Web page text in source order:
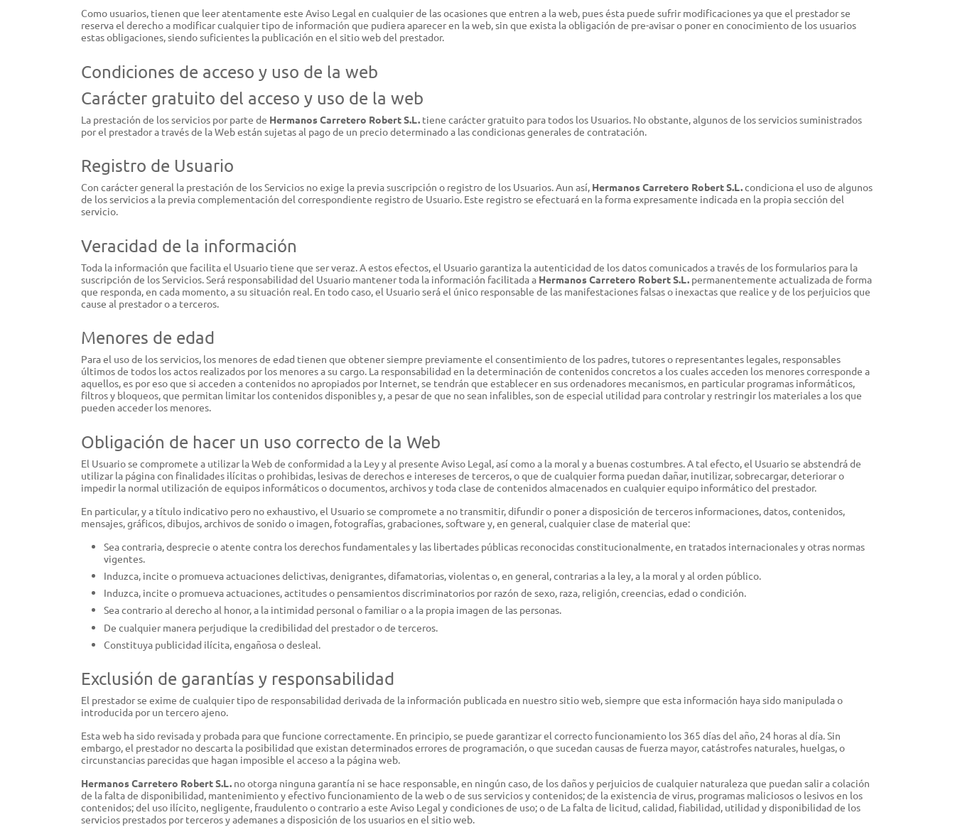
Herramientas forestales
Stihl Collection - Accesorios
Juguetes
Accesorios
Como usuarios, tienen que leer atentamente este Aviso Legal en cualquier de las ocasiones que entren a la web, pues ésta puede sufrir modificaciones ya que el prestador se
reserva el derecho a modificar cualquier tipo de información que pudiera aparecer en la web, sin que exista la obligación de pre-avisar o poner en conocimiento de los usuarios
estas obligaciones, siendo suficientes la publicación en el sitio web del prestador.
Condiciones de acceso y uso de la web
Carácter gratuito del acceso y uso de la web
La prestación de los servicios por parte de Hermanos Carretero Robert S.L. tiene carácter gratuito para todos los Usuarios. No obstante, algunos de los servicios suministrados
por el prestador a través de la Web están sujetas al pago de un precio determinado a las condicionas generales de contratación.
Registro de Usuario
Con carácter general la prestación de los Servicios no exige la previa suscripción o registro de los Usuarios. Aun así, Hermanos Carretero Robert S.L.condiciona el uso de algunos
de los servicios a la previa complementación del correspondiente registro de Usuario. Este registro se efectuará en la forma expresamente indicada en la propia sección del
servicio.
Veracidad de la información
Toda la información que facilita el Usuario tiene que ser veraz. A estos efectos, el Usuario garantiza la autenticidad de los datos comunicados a través de los formularios para la
suscripción de los Servicios. Será responsabilidad del Usuario mantener toda la información facilitada a Hermanos Carretero Robert S.L. permanentemente actualizada de forma
que responda, en cada momento, a su situación real. En todo caso, el Usuario será el único responsable de las manifestaciones falsas o inexactas que realice y de los perjuicios que
cause al prestador o a terceros.
Menores de edad
Para el uso de los servicios, los menores de edad tienen que obtener siempre previamente el consentimiento de los padres, tutores o representantes legales, responsables
últimos de todos los actos realizados por los menores a su cargo. La responsabilidad en la determinación de contenidos concretos a los cuales acceden los menores corresponde a
aquellos, es por eso que si acceden a contenidos no apropiados por Internet, se tendrán que establecer en sus ordenadores mecanismos, en particular programas informáticos,
filtros y bloqueos, que permitan limitar los contenidos disponibles y, a pesar de que no sean infalibles, son de especial utilidad para controlar y restringir los materiales a los que
pueden acceder los menores.
Obligación de hacer un uso correcto de la Web
El Usuario se compromete a utilizar la Web de conformidad a la Ley y al presente Aviso Legal, así como a la moral y a buenas costumbres. A tal efecto, el Usuario se abstendrá de
utilizar la página con finalidades ilícitas o prohibidas, lesivas de derechos e intereses de terceros, o que de cualquier forma puedan dañar, inutilizar, sobrecargar, deteriorar o
impedir la normal utilización de equipos informáticos o documentos, archivos y toda clase de contenidos almacenados en cualquier equipo informático del prestador.
En particular, y a título indicativo pero no exhaustivo, el Usuario se compromete a no transmitir, difundir o poner a disposición de terceros informaciones, datos, contenidos,
mensajes, gráficos, dibujos, archivos de sonido o imagen, fotografías, grabaciones, software y, en general, cualquier clase de material que:
Sea contraria, desprecie o atente contra los derechos fundamentales y las libertades públicas reconocidas constitucionalmente, en tratados internacionales y otras normas
vigentes.
Induzca, incite o promueva actuaciones delictivas, denigrantes, difamatorias, violentas o, en general, contrarias a la ley, a la moral y al orden público.
Induzca, incite o promueva actuaciones, actitudes o pensamientos discriminatorios por razón de sexo, raza, religión, creencias, edad o condición.
Sea contrario al derecho al honor, a la intimidad personal o familiar o a la propia imagen de las personas.
De cualquier manera perjudique la credibilidad del prestador o de terceros.
Constituya publicidad ilícita, engañosa o desleal.
Exclusión de garantías y responsabilidad
El prestador se exime de cualquier tipo de responsabilidad derivada de la información publicada en nuestro sitio web, siempre que esta información haya sido manipulada o
introducida por un tercero ajeno.
Esta web ha sido revisada y probada para que funcione correctamente. En principio, se puede garantizar el correcto funcionamiento los 365 días del año, 24 horas al día. Sin
embargo, el prestador no descarta la posibilidad que existan determinados errores de programación, o que sucedan causas de fuerza mayor, catástrofes naturales, huelgas, o
circunstancias parecidas que hagan imposible el acceso a la página web.
Hermanos Carretero Robert S.L. no otorga ninguna garantía ni se hace responsable, en ningún caso, de los daños y perjuicios de cualquier naturaleza que puedan salir a colación
de la falta de disponibilidad, mantenimiento y efectivo funcionamiento de la web o de sus servicios y contenidos; de la existencia de virus, programas maliciosos o lesivos en los
contenidos; del uso ilícito, negligente, fraudulento o contrario a este Aviso Legal y condiciones de uso; o de La falta de licitud, calidad, fiabilidad, utilidad y disponibilidad de los
servicios prestados por terceros y ademanes a disposición de los usuarios en el sitio web.